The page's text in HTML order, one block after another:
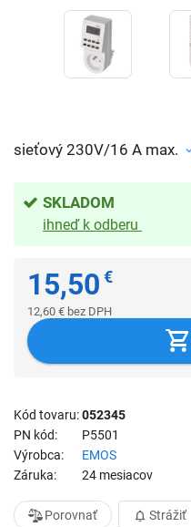
sieťový 230V/16 A max.
SKLADOM
ihneď k odberu
15,50 €
12,60 € bez DPH
Kód tovaru 052345
PN kód
P5501
Výrobca
EMOS
Záruka
24 mesiacov
Porovnať Strážiť